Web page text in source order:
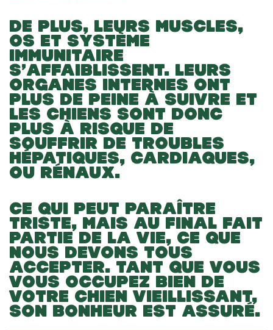
DE PLUS, LEURS MUSCLES,
OS ET SYSTÈME
IMMUNITAIRE
S’AFFAIBLISSENT. LEURS
ORGANES INTERNES ONT
PLUS DE PEINE À SUIVRE ET
LES CHIENS SONT DONC
PLUS À RISQUE DE
SOUFFRIR DE TROUBLES
HÉPATIQUES, CARDIAQUES,
OU RÉNAUX.
CE QUI PEUT PARAÎTRE
TRISTE, MAIS AU FINAL FAIT
PARTIE DE LA VIE, CE QUE
NOUS DEVONS TOUS
ACCEPTER. TANT QUE VOUS
VOUS OCCUPEZ BIEN DE
VOTRE CHIEN VIEILLISSANT,
SON BONHEUR EST ASSURÉ.